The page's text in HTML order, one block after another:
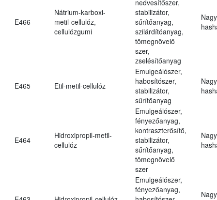
E466
Nátrium-karboxi-
metil-cellulóz,
cellulózgumi
nedvesítőszer,
stabilizátor,
sűrítőanyag,
szilárdítóanyag,
tömegnövelő
szer,
zselésítőanyag
E465 Etil-metil-cellulóz
Emulgeálószer,
habosítószer,
stabilizátor,
sűrítőanyag
E464
Hidroxipropil-metil-
cellulóz
Emulgeálószer,
fényezőanyag,
kontraszterősítő,
stabilizátor,
sűrítőanyag,
tömegnövelő
szer
Emulgeálószer,
fényezőanyag,